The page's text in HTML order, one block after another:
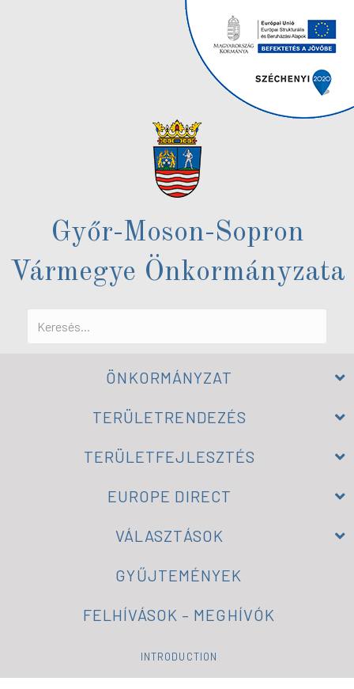
Győr-Moson-Sopron
Vármegye Önkormányzata
ÖNKORMÁNYZAT
TERÜLETRENDEZÉS
TERÜLETFEJLESZTÉS
EUROPE DIRECT
VÁLASZTÁSOK
GYŰJTEMÉNYEK
FELHÍVÁSOK – MEGHÍVÓK
INTRODUCTION